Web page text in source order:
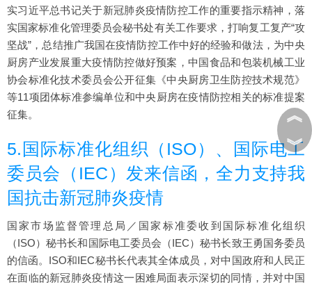
实习近平总书记关于新冠肺炎疫情防控工作的重要指示精神，落
实国家标准化管理委员会秘书处有关工作要求，打响复工复产“攻
坚战”，总结推广我国在疫情防控工作中好的经验和做法，为中央
厨房产业发展重大疫情防控做好预案，中国食品和包装机械工业
协会标准化技术委员会公开征集《中央厨房卫生防控技术规范》
等11项团体标准参编单位和中央厨房在疫情防控相关的标准提案
征集。
5.国际标准化组织（ISO）、国际电工
委员会（IEC）发来信函，全力支持我
国抗击新冠肺炎疫情
国家市场监督管理总局／国家标准委收到国际标准化组织
（ISO）秘书长和国际电工委员会（IEC）秘书长致王勇国务委员
的信函。ISO和IEC秘书长代表其全体成员，对中国政府和人民正
在面临的新冠肺炎疫情这一困难局面表示深切的同情，并对中国
︽
︾